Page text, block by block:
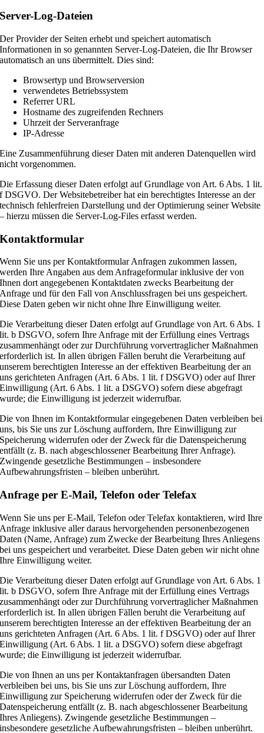
Server-Log-Dateien
Der Provider der Seiten erhebt und speichert automatisch
Informationen in so genannten Server-Log-Dateien, die Ihr Browser
automatisch an uns übermittelt. Dies sind:
Browsertyp und Browserversion
verwendetes Betriebssystem
Referrer URL
Hostname des zugreifenden Rechners
Uhrzeit der Serveranfrage
IP-Adresse
Eine Zusammenführung dieser Daten mit anderen Datenquellen wird
nicht vorgenommen.
Die Erfassung dieser Daten erfolgt auf Grundlage von Art. 6 Abs. 1 lit.
f DSGVO. Der Websitebetreiber hat ein berechtigtes Interesse an der
technisch fehlerfreien Darstellung und der Optimierung seiner Website
– hierzu müssen die Server-Log-Files erfasst werden.
Kontaktformular
Wenn Sie uns per Kontaktformular Anfragen zukommen lassen,
werden Ihre Angaben aus dem Anfrageformular inklusive der von
Ihnen dort angegebenen Kontaktdaten zwecks Bearbeitung der
Anfrage und für den Fall von Anschlussfragen bei uns gespeichert.
Diese Daten geben wir nicht ohne Ihre Einwilligung weiter.
Die Verarbeitung dieser Daten erfolgt auf Grundlage von Art. 6 Abs. 1
lit. b DSGVO, sofern Ihre Anfrage mit der Erfüllung eines Vertrags
zusammenhängt oder zur Durchführung vorvertraglicher Maßnahmen
erforderlich ist. In allen übrigen Fällen beruht die Verarbeitung auf
unserem berechtigten Interesse an der effektiven Bearbeitung der an
uns gerichteten Anfragen (Art. 6 Abs. 1 lit. f DSGVO) oder auf Ihrer
Einwilligung (Art. 6 Abs. 1 lit. a DSGVO) sofern diese abgefragt
wurde; die Einwilligung ist jederzeit widerrufbar.
Die von Ihnen im Kontaktformular eingegebenen Daten verbleiben bei
uns, bis Sie uns zur Löschung auffordern, Ihre Einwilligung zur
Speicherung widerrufen oder der Zweck für die Datenspeicherung
entfällt (z. B. nach abgeschlossener Bearbeitung Ihrer Anfrage).
Zwingende gesetzliche Bestimmungen – insbesondere
Aufbewahrungsfristen – bleiben unberührt.
Anfrage per E-Mail, Telefon oder Telefax
Wenn Sie uns per E-Mail, Telefon oder Telefax kontaktieren, wird Ihre
Anfrage inklusive aller daraus hervorgehenden personenbezogenen
Daten (Name, Anfrage) zum Zwecke der Bearbeitung Ihres Anliegens
bei uns gespeichert und verarbeitet. Diese Daten geben wir nicht ohne
Ihre Einwilligung weiter.
Die Verarbeitung dieser Daten erfolgt auf Grundlage von Art. 6 Abs. 1
lit. b DSGVO, sofern Ihre Anfrage mit der Erfüllung eines Vertrags
zusammenhängt oder zur Durchführung vorvertraglicher Maßnahmen
erforderlich ist. In allen übrigen Fällen beruht die Verarbeitung auf
unserem berechtigten Interesse an der effektiven Bearbeitung der an
uns gerichteten Anfragen (Art. 6 Abs. 1 lit. f DSGVO) oder auf Ihrer
Einwilligung (Art. 6 Abs. 1 lit. a DSGVO) sofern diese abgefragt
wurde; die Einwilligung ist jederzeit widerrufbar.
Die von Ihnen an uns per Kontaktanfragen übersandten Daten
verbleiben bei uns, bis Sie uns zur Löschung auffordern, Ihre
Einwilligung zur Speicherung widerrufen oder der Zweck für die
Datenspeicherung entfällt (z. B. nach abgeschlossener Bearbeitung
Ihres Anliegens). Zwingende gesetzliche Bestimmungen –
insbesondere gesetzliche Aufbewahrungsfristen – bleiben unberührt.